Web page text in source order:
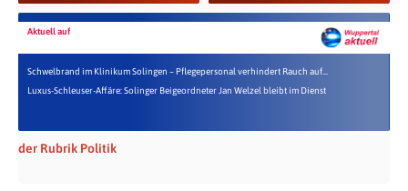
Aktuell auf
Schwelbrand im Klinikum Solingen – Pflegepersonal verhindert Rauch auf...
Luxus-Schleuser-Affäre: Solinger Beigeordneter Jan Welzel bleibt im Dienst
der Rubrik Politik